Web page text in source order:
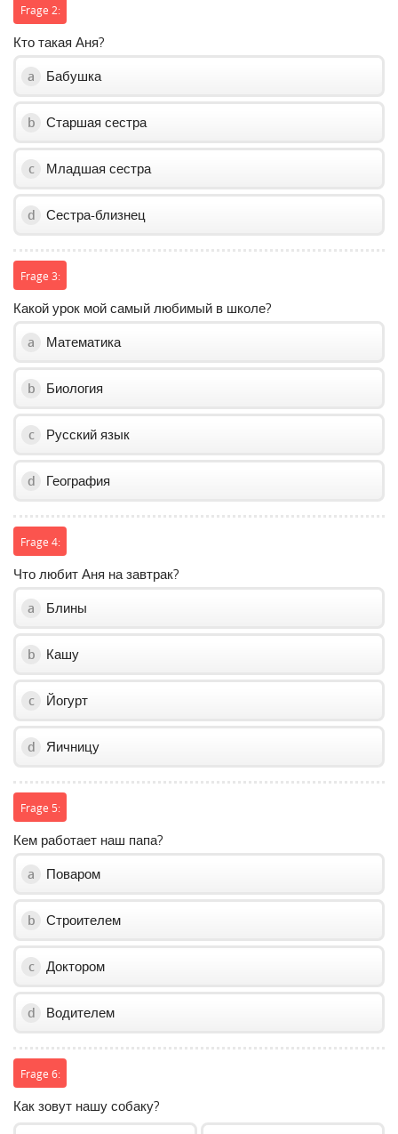
Frage 2:
Кто такая Аня?
a Бабушка
b Старшая сестра
c Младшая сестра
d Сестра-близнец
Frage 3:
Какой урок мой самый любимый в школе?
a Математика
b Биология
c Русский язык
d География
Frage 4:
Что любит Аня на завтрак?
a Блины
b Кашу
c Йогурт
d Яичницу
Frage 5:
Кем работает наш папа?
a Поваром
b Строителем
c Доктором
d Водителем
Frage 6:
Как зовут нашу собаку?